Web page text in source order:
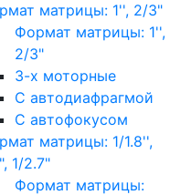
матрицы: 1'', 2/3"
Формат матрицы: 1'',
2/3"
3-х моторные
С автодиафрагмой
С автофокусом
матрицы: 1/1.8'',
1/2.7"
Формат матрицы: